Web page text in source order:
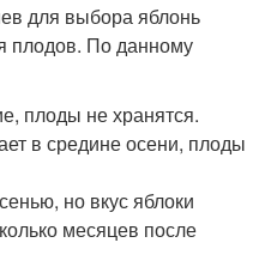
для выбора яблонь
плодов. По данному
плоды не хранятся.
в средине осени, плоды
но вкус яблоки
месяцев после